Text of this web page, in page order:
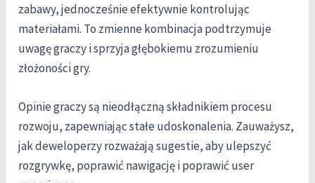
zabawy, jednocześnie efektywnie kontrolując
materiałami. To zmienne kombinacja podtrzymuje
uwagę graczy i sprzyja głębokiemu zrozumieniu
złożoności gry.
Opinie graczy są nieodłączną składnikiem procesu
rozwoju, zapewniając stałe udoskonalenia. Zauważysz,
jak deweloperzy rozważają sugestie, aby ulepszyć
rozgrywkę, poprawić nawigację i poprawić user